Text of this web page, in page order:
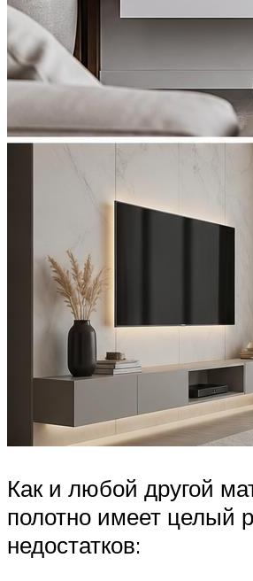
Как и любой другой
полотно имеет целый
недостатков: